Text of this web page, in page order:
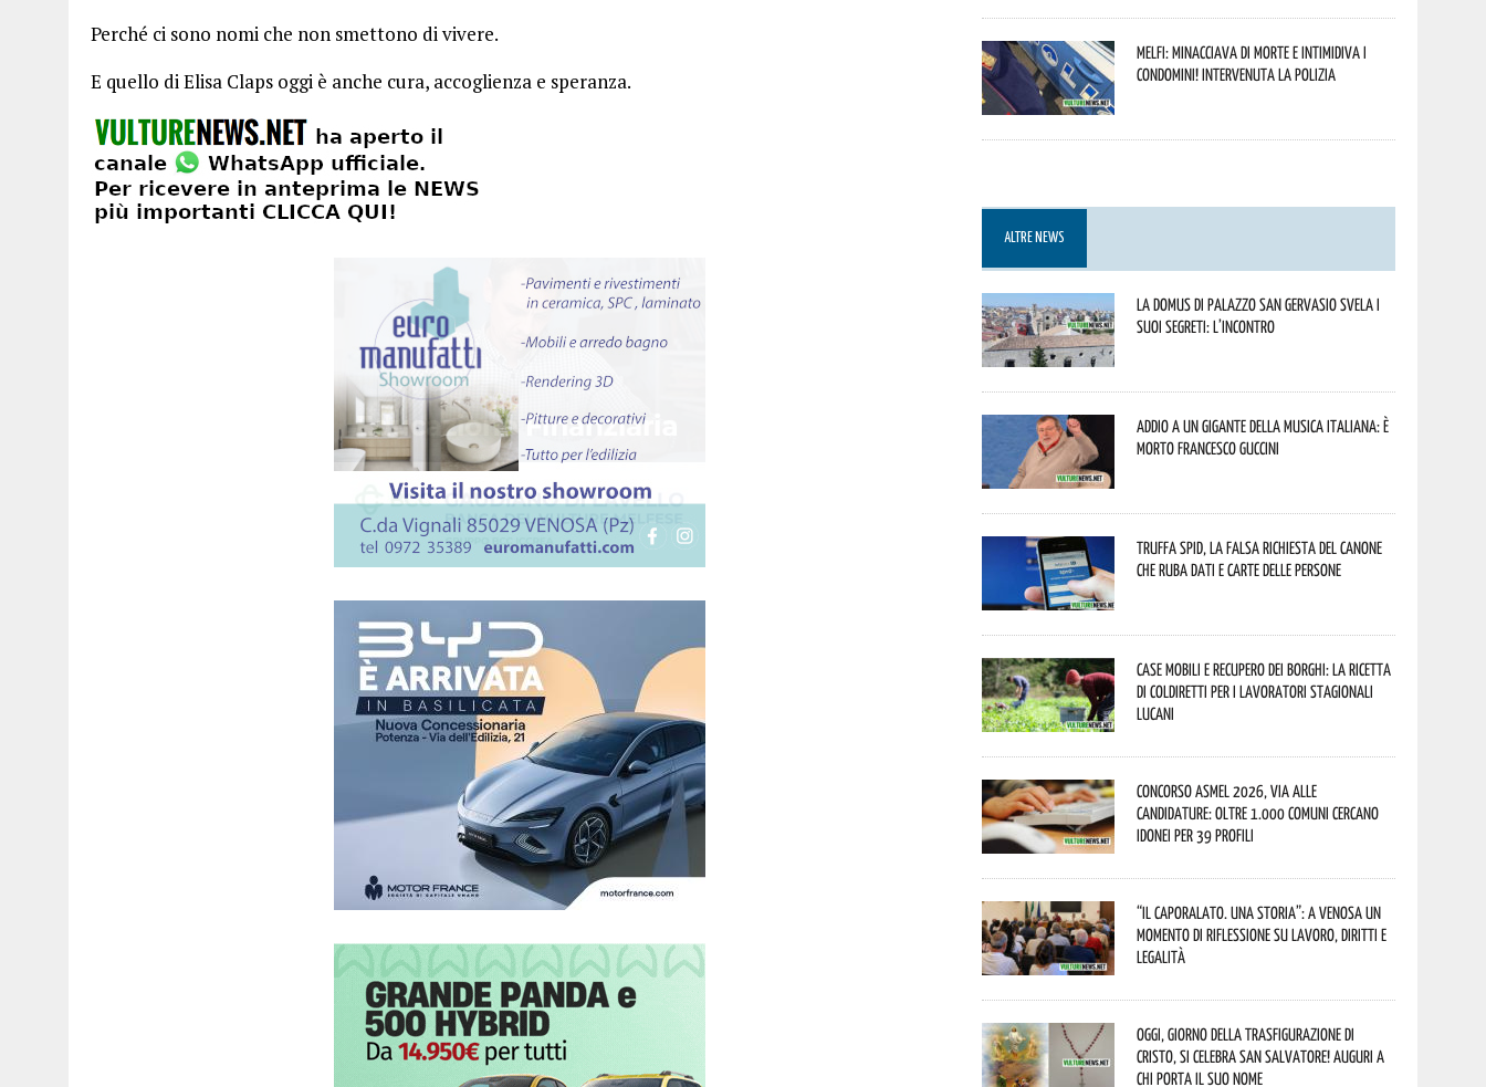
Perché ci sono nomi che non smettono di vivere.
E quello di Elisa Claps oggi è anche cura, accoglienza e speranza.
Melfi: minacciava di morte e intimidiva i
condomini! Intervenuta la Polizia
ALTRE NEWS
La Domus di Palazzo San Gervasio svela i
suoi segreti: l’incontro
Addio a un gigante della musica italiana: è
morto Francesco Guccini
Truffa Spid, la falsa richiesta del canone
che ruba dati e carte delle persone
Case mobili e recupero dei borghi: la ricetta
di Coldiretti per i lavoratori stagionali
lucani
Concorso Asmel 2026, via alle
candidature: oltre 1.000 Comuni cercano
idonei per 39 profili
“Il caporalato. Una storia”: a Venosa un
momento di riflessione su lavoro, diritti e
legalità
Oggi, giorno della Trasfigurazione di
Cristo, si celebra San Salvatore! Auguri a
chi porta il suo nome